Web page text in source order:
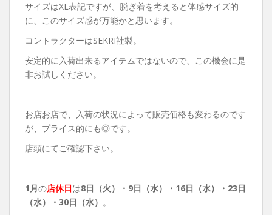
サイズはXL表記ですが、脱ぎ着を考えると体感サイズ的
に、このサイズ感が万能かと思います。
コントラクターはSEKRI社製。
安定的に入荷出来るアイテムではないので、この機会に是
非お試しください。
お店お店で、入荷の状況によって販売価格も変わるのです
が、プライス的にも◎です。
店頭にてご確認下さい。
1月の店休日は8日（火）・9日（水）・16日（水）・23日
（水）・30日（水） 。